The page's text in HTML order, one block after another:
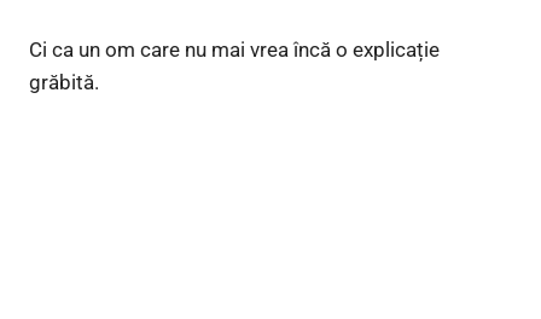
Ci ca un om care nu mai vrea încă o explicație
grăbită.